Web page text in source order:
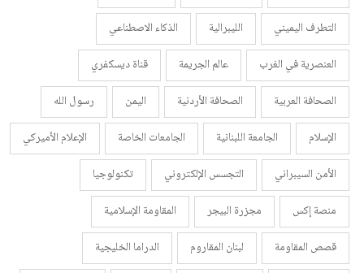
التطرف اليميني
الليبرالية
الذكاء الاصطناعي
العنصرية في الغرب
عالم الجريمة
قناة ديسكفري
الصحافة العربية
الصحافة الأردنية اليمن
رسول الله
الإسلام
الجامعة اللبنانية الجامعات الخاصة
الإعلام الأميركي
الأمن السيبراني
التجسس الإلكتروني
تكنولوجيا
منصة إكس
مجزرة البيجر
المقاومة الإسلامية
قصص المقاومة
لبنان المقاروم الدراما الخليجية